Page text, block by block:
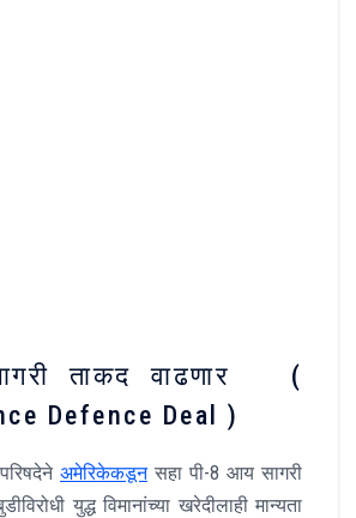
ताकद वाढणार (
Defence Deal )
अमेरिकेकडूनसहा पी-8 आय सागरी
युद्ध विमानांच्या खरेदीलाही मान्यता